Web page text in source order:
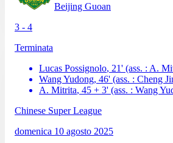
Beijing Guoan
3 - 4
Terminata
Lucas Possignolo, 21' (ass. : A.
Wang Yudong, 46' (ass. : Cheng
A. Mitrita, 45 + 3' (ass. : Wang
Chinese Super League
domenica 10 agosto 2025